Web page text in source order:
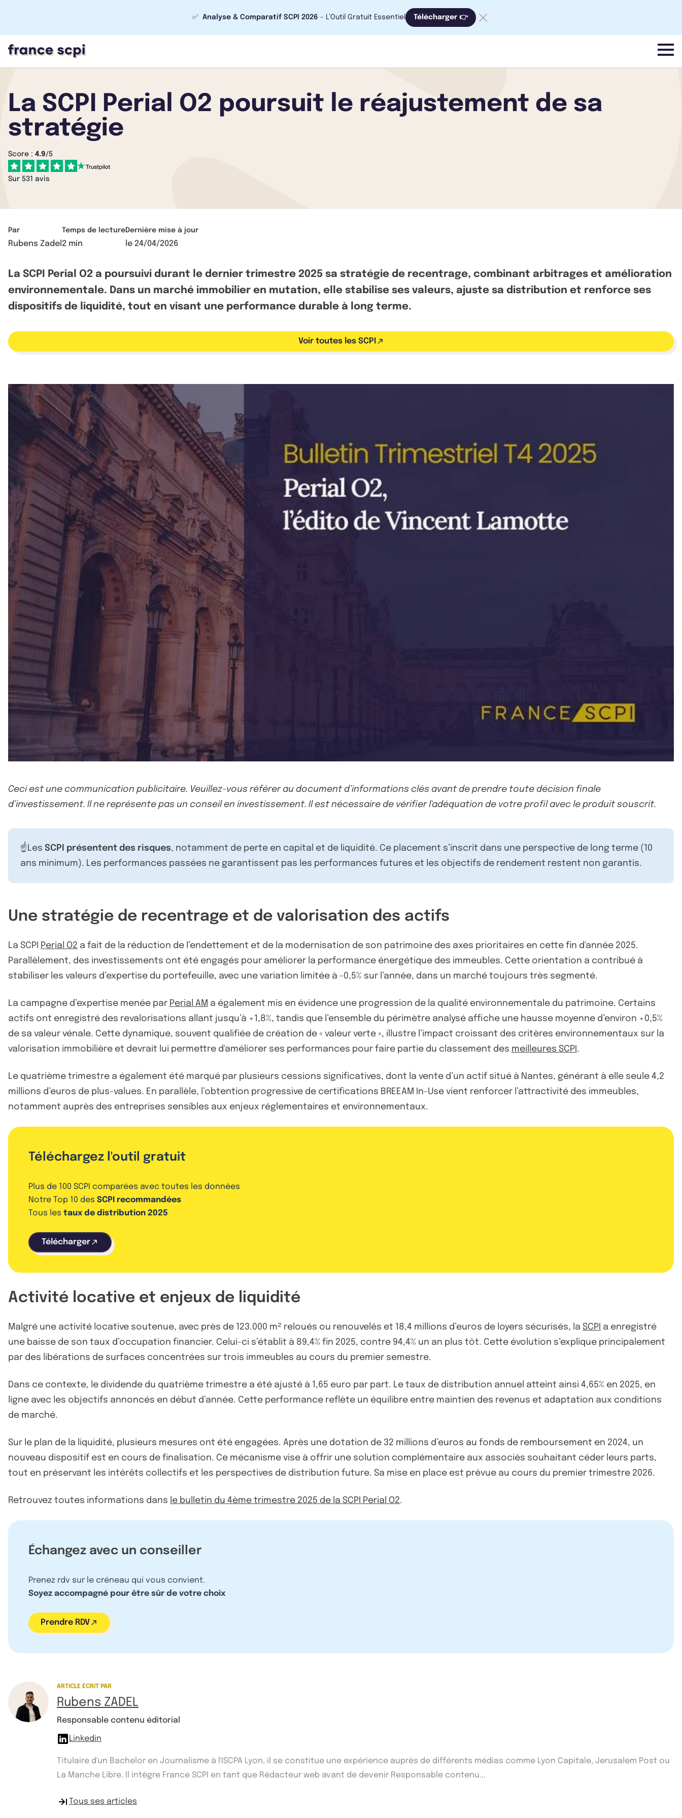
✅ Analyse & Comparatif SCPI 2026 - L’Outil Gratuit Essentiel Télécharger 👉
menu
La SCPI Perial O2 poursuit le réajustement de sa
stratégie
Score : 4.9/5
Sur 531 avis
Par
Rubens Zadel
Temps de lecture
2 min
Dernière mise à jour
le 24/04/2026
La SCPI Perial O2 a poursuivi durant le dernier trimestre 2025 sa stratégie de recentrage, combinant arbitrages et amélioration
environnementale. Dans un marché immobilier en mutation, elle stabilise ses valeurs, ajuste sa distribution et renforce ses
dispositifs de liquidité, tout en visant une performance durable à long terme.
Voir toutes les SCPI
Ceci est une communication publicitaire. Veuillez-vous référer au document d’informations clés avant de prendre toute décision finale
d’investissement. Il ne représente pas un conseil en investissement. Il est nécessaire de vérifier l'adéquation de votre profil avec le produit souscrit.
☝️Les SCPI présentent des risques, notamment de perte en capital et de liquidité. Ce placement s’inscrit dans une perspective de long terme (10
ans minimum). Les performances passées ne garantissent pas les performances futures et les objectifs de rendement restent non garantis.
Une stratégie de recentrage et de valorisation des actifs
La SCPI Perial O2 a fait de la réduction de l’endettement et de la modernisation de son patrimoine des axes prioritaires en cette fin d'année 2025.
Parallèlement, des investissements ont été engagés pour améliorer la performance énergétique des immeubles. Cette orientation a contribué à
stabiliser les valeurs d’expertise du portefeuille, avec une variation limitée à -0,5% sur l’année, dans un marché toujours très segmenté.
La campagne d’expertise menée par Perial AM a également mis en évidence une progression de la qualité environnementale du patrimoine. Certains
actifs ont enregistré des revalorisations allant jusqu’à +1,8%, tandis que l’ensemble du périmètre analysé affiche une hausse moyenne d’environ +0,5%
de sa valeur vénale. Cette dynamique, souvent qualifiée de création de « valeur verte », illustre l’impact croissant des critères environnementaux sur la
valorisation immobilière et devrait lui permettre d'améliorer ses performances pour faire partie du classement des meilleures SCPI .
Le quatrième trimestre a également été marqué par plusieurs cessions significatives, dont la vente d’un actif situé à Nantes, générant à elle seule 4,2
millions d’euros de plus-values. En parallèle, l’obtention progressive de certifications BREEAM In-Use vient renforcer l’attractivité des immeubles,
notamment auprès des entreprises sensibles aux enjeux réglementaires et environnementaux.
Téléchargez l'outil gratuit
Plus de 100 SCPI comparées avec toutes les données
Notre Top 10 des SCPI recommandées
Tous les taux de distribution 2025
Télécharger
Activité locative et enjeux de liquidité
Malgré une activité locative soutenue, avec près de 123.000 m² reloués ou renouvelés et 18,4 millions d’euros de loyers sécurisés, la SCPI a enregistré
une baisse de son taux d’occupation financier. Celui-ci s’établit à 89,4% fin 2025, contre 94,4% un an plus tôt. Cette évolution s’explique principalement
par des libérations de surfaces concentrées sur trois immeubles au cours du premier semestre.
Dans ce contexte, le dividende du quatrième trimestre a été ajusté à 1,65 euro par part. Le taux de distribution annuel atteint ainsi 4,65% en 2025, en
ligne avec les objectifs annoncés en début d’année. Cette performance reflète un équilibre entre maintien des revenus et adaptation aux conditions
de marché.
Sur le plan de la liquidité, plusieurs mesures ont été engagées. Après une dotation de 32 millions d’euros au fonds de remboursement en 2024, un
nouveau dispositif est en cours de finalisation. Ce mécanisme vise à offrir une solution complémentaire aux associés souhaitant céder leurs parts,
tout en préservant les intérêts collectifs et les perspectives de distribution future. Sa mise en place est prévue au cours du premier trimestre 2026.
Retrouvez toutes informations dans le bulletin du 4ème trimestre 2025 de la SCPI Perial O2.
Échangez avec un conseiller
Prenez rdv sur le créneau qui vous convient.
Soyez accompagné pour être sûr de votre choix
Prendre RDV
ARTICLE ÉCRIT PAR
Rubens ZADEL
Responsable contenu éditorial
Linkedin
Titulaire d'un Bachelor en Journalisme à l'ISCPA Lyon, il se constitue une expérience auprès de différents médias comme Lyon Capitale, Jerusalem Post ou
La Manche Libre. Il intègre France SCPI en tant que Rédacteur web avant de devenir Responsable contenu...
Tous ses articles